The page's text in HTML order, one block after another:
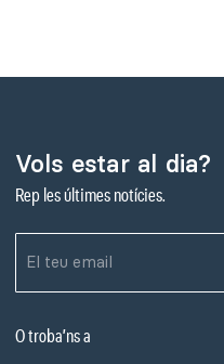
Vols estar al dia?
Rep les últimes notícies.
O troba’ns a